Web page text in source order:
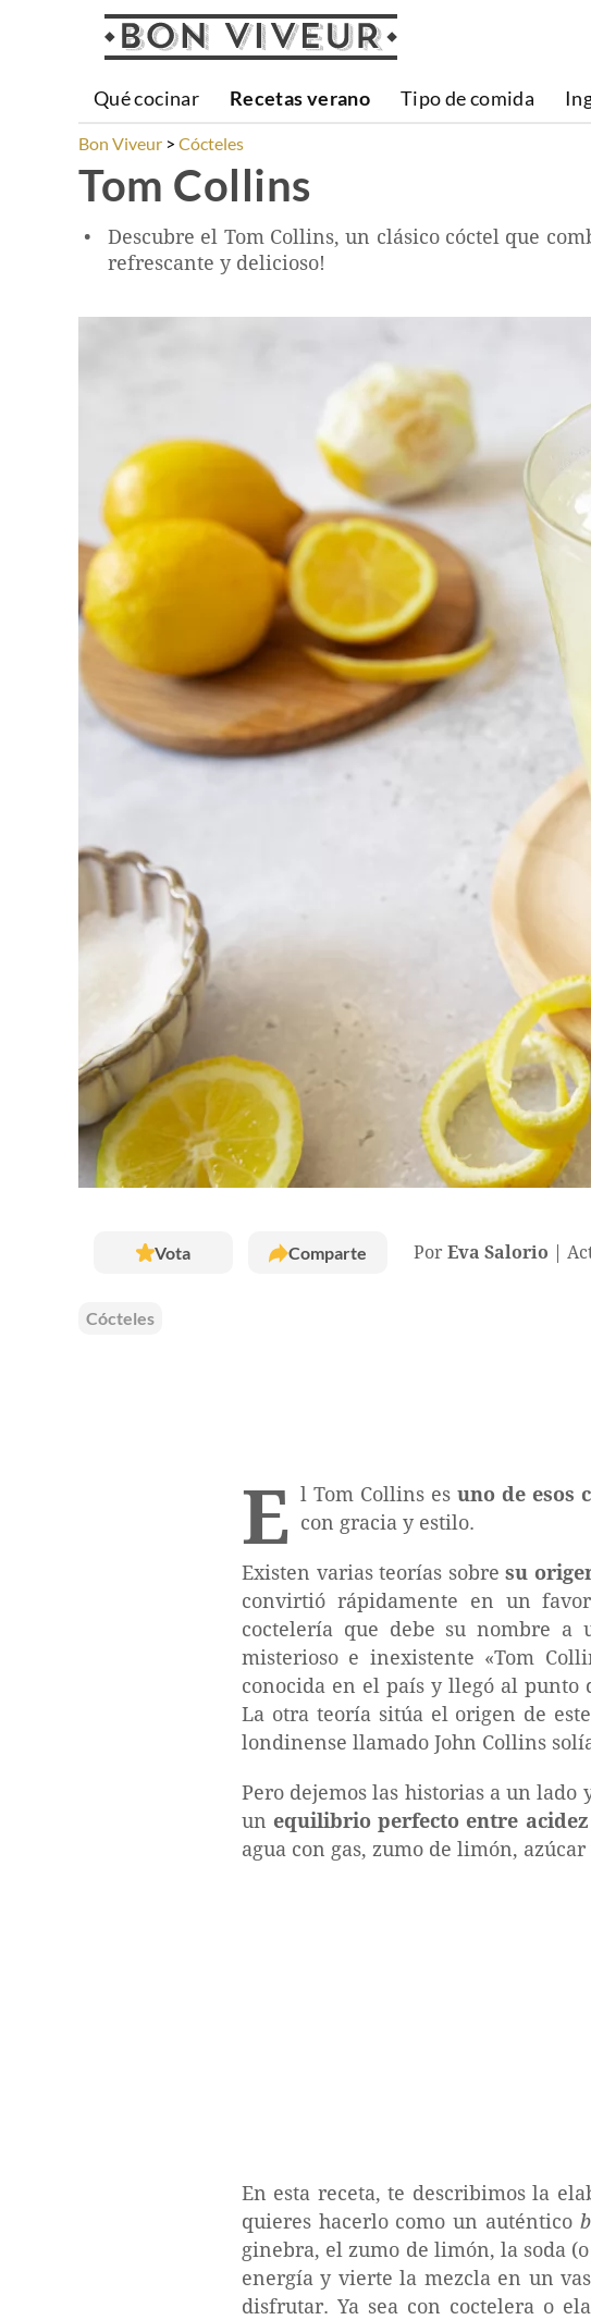
Qué cocinar Recetas verano Tipo de comida
Bon Viveur Cócteles
Tom Collins
Descubre el Tom Collins, un clásico cóctel que
refrescante y delicioso!
Vota Comparte Por Eva Salorio
Cócteles
E l Tom Collins es uno de esos
con gracia y estilo.
Existen varias teorías sobre su
convirtió rápidamente en un
coctelería que debe su nombre
misterioso e inexistente «Tom
conocida en el país y llegó al punto
La otra teoría sitúa el origen de
londinense llamado John Collins
Pero dejemos las historias a un
un equilibrio perfecto entre
agua con gas, zumo de limón,
En esta receta, te describimos la
quieres hacerlo como un auténtico
ginebra, el zumo de limón, la soda
energía y vierte la mezcla en un
disfrutar. Ya sea con coctelera o